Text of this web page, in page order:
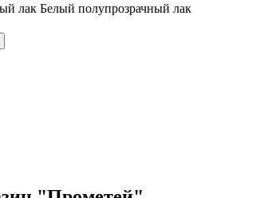
Белый полупрозрачный лак